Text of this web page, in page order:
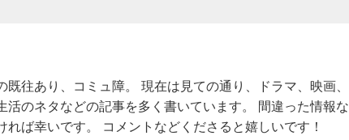
既往あり、コミュ障。 現在は見ての通り、ドラマ、映画、
活のネタなどの記事を多く書いています。 間違った情報な
れば幸いです。 コメントなどくださると嬉しいです！